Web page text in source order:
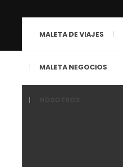
MALETA DE VIAJES
MALETA NEGOCIOS